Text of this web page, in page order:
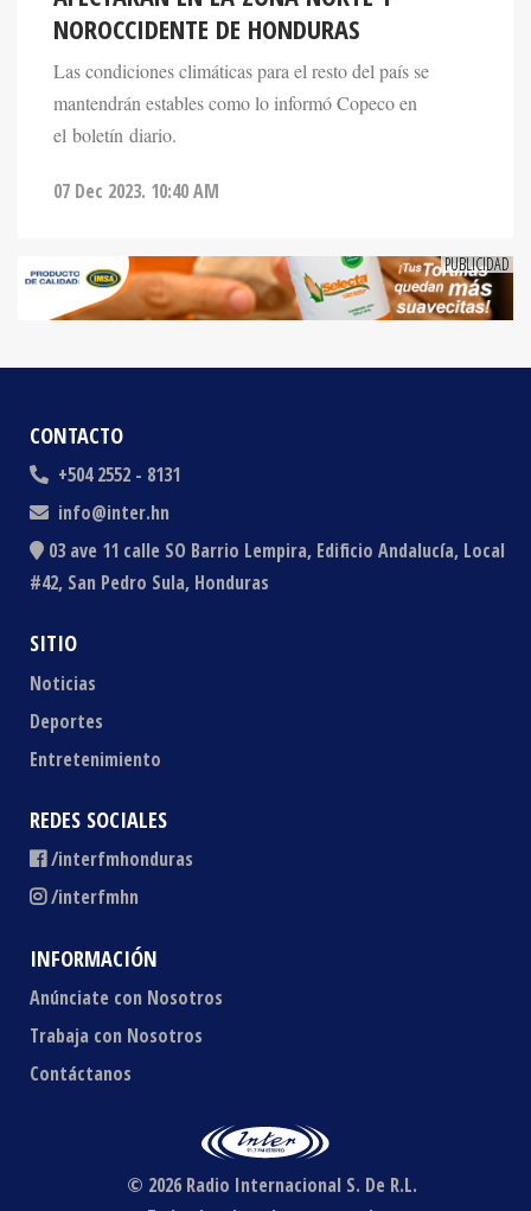
Las condiciones climáticas para el resto del país se
mantendrán estables como lo informó Copeco en
el boletín diario.
CONTACTO
+504 2552 - 8131
info@inter.hn
03 ave 11 calle SO Barrio Lempira, Edificio Andalucía, Local
#42, San Pedro Sula, Honduras
SITIO
Noticias
Deportes
Entretenimiento
REDES SOCIALES
/interfmhonduras
/interfmhn
INFORMACIÓN
Anúnciate con Nosotros
Trabaja con Nosotros
Contáctanos
© 2026 Radio Internacional S. De R.L.